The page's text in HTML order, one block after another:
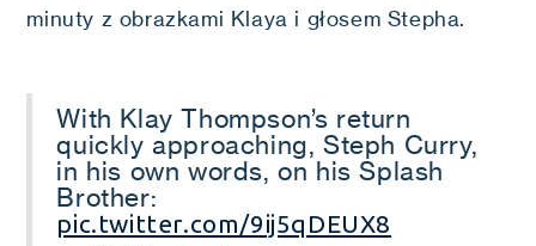
minuty z obrazkami Klaya i głosem Stepha.
With Klay Thompson’s return
quickly approaching, Steph Curry,
in his own words, on his Splash
Brother:
pic.twitter.com/9ij5qDEUX8